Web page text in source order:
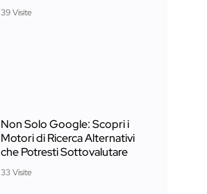
39 Visite
Non Solo Google: Scopri i
Motori di Ricerca Alternativi
che Potresti Sottovalutare
33 Visite